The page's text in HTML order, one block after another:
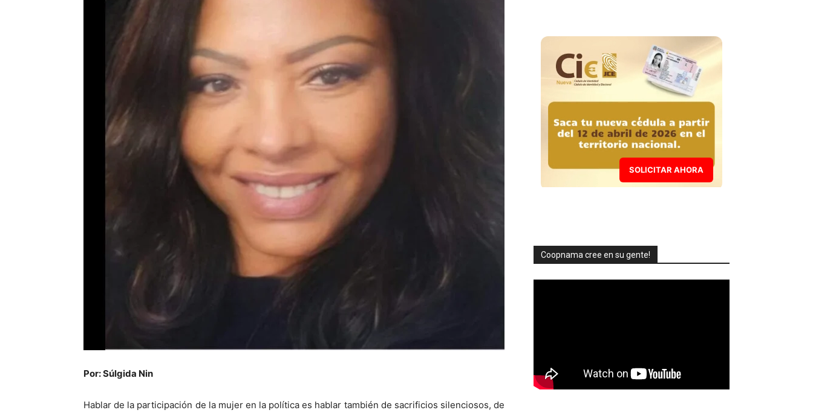
Por: Súlgida Nin
Hablar de la participación de la mujer en la política es hablar también de sacrificios silenciosos, de
SOLICITAR AHORA
Coopnama cree en su gente!